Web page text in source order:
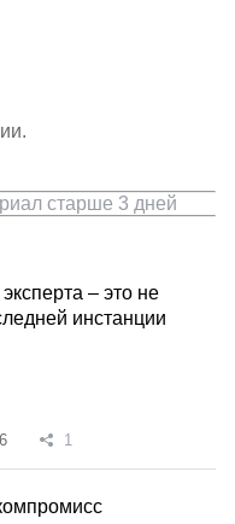
старше 3 дней
– это не
инстанции
1